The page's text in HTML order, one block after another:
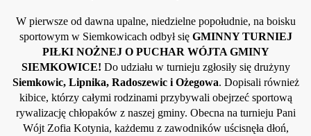
W pierwsze od dawna upalne, niedzielne popołudnie, na boisku
sportowym w Siemkowicach odbył się GMINNY TURNIEJ
PIŁKI NOŻNEJ O PUCHAR WÓJTA GMINY
SIEMKOWICE! Do udziału w turnieju zgłosiły się drużyny
Siemkowic, Lipnika, Radoszewic i Ożegowa. Dopisali również
kibice, którzy całymi rodzinami przybywali obejrzeć sportową
rywalizację chłopaków z naszej gminy. Obecna na turnieju Pani
Wójt Zofia Kotynia, każdemu z zawodników uścisnęła dłoń,